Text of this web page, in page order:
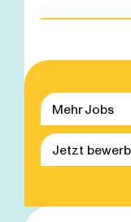
Mehr Jobs
Jetzt